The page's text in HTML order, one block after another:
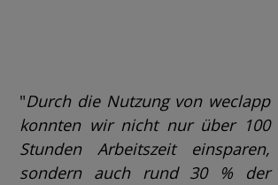
"Durch die Nutzung von weclapp
konnten wir nicht nur über 100
Stunden Arbeitszeit einsparen,
sondern auch rund 30 % der